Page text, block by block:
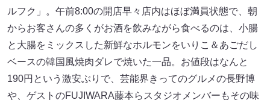
ルフク」。午前8:00の開店早々店内はほぼ満員状態で、朝
からお客さんの多くがお酒を飲みながら食べるのは、小腸
と大腸をミックスした新鮮なホルモンをいりこ＆あごだし
ベースの韓国風焼肉ダレで焼いた一品。お値段はなんと
190円という激安ぶりで、芸能界きってのグルメの長野博
や、ゲストのFUJIWARA藤本らスタジオメンバーもその味